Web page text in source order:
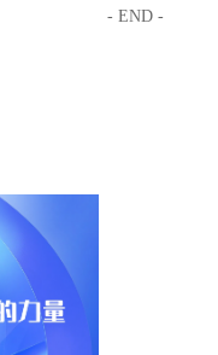
- END -